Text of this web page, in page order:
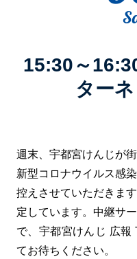
15:30～
ターネ
週末、宇都宮けんじが
新型コロナウイルス感
控えさせていただきま
定しています。中継サ
で、宇都宮けんじ 広報
てお待ちください。